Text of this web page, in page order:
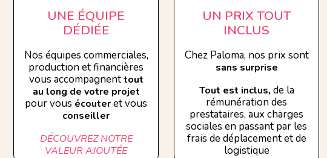
UNE ÉQUIPE
DÉDIÉE
Nos équipes commerciales,
production et financières
vous accompagnenttout
au long de votre projet
pour vous écouteret vous
conseiller
DÉCOUVREZ NOTRE
VALEUR AJOUTÉE
UN PRIX TOUT
INCLUS
Chez Paloma, nos prix sont
sans surprise
Tout est inclus, de la
rémunération des
prestataires, aux charges
sociales en passant par les
frais de déplacement et de
logistique